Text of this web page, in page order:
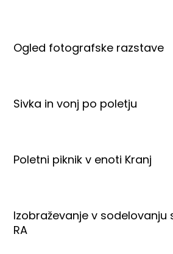
Ogled fotografske razstave
Sivka in vonj po poletju
Poletni piknik v enoti Kranj
Izobraževanje v sodelovanju
RA